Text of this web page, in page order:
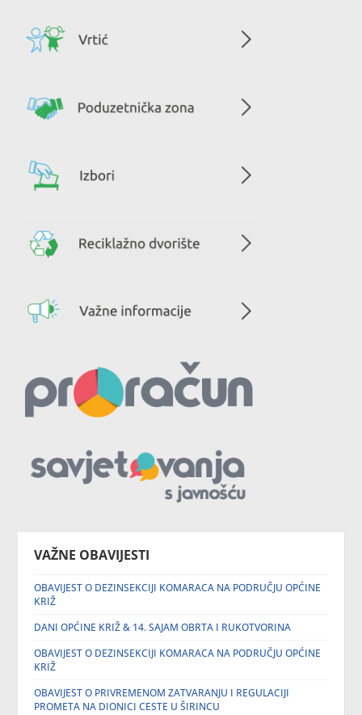
VAŽNE OBAVIJESTI
OBAVIJEST O DEZINSEKCIJI KOMARACA NA PODRUČJU OPĆINE
KRIŽ
DANI OPĆINE KRIŽ & 14. SAJAM OBRTA I RUKOTVORINA
OBAVIJEST O DEZINSEKCIJI KOMARACA NA PODRUČJU OPĆINE
KRIŽ
OBAVIJEST O PRIVREMENOM ZATVARANJU I REGULACIJI
PROMETA NA DIONICI CESTE U ŠIRINCU